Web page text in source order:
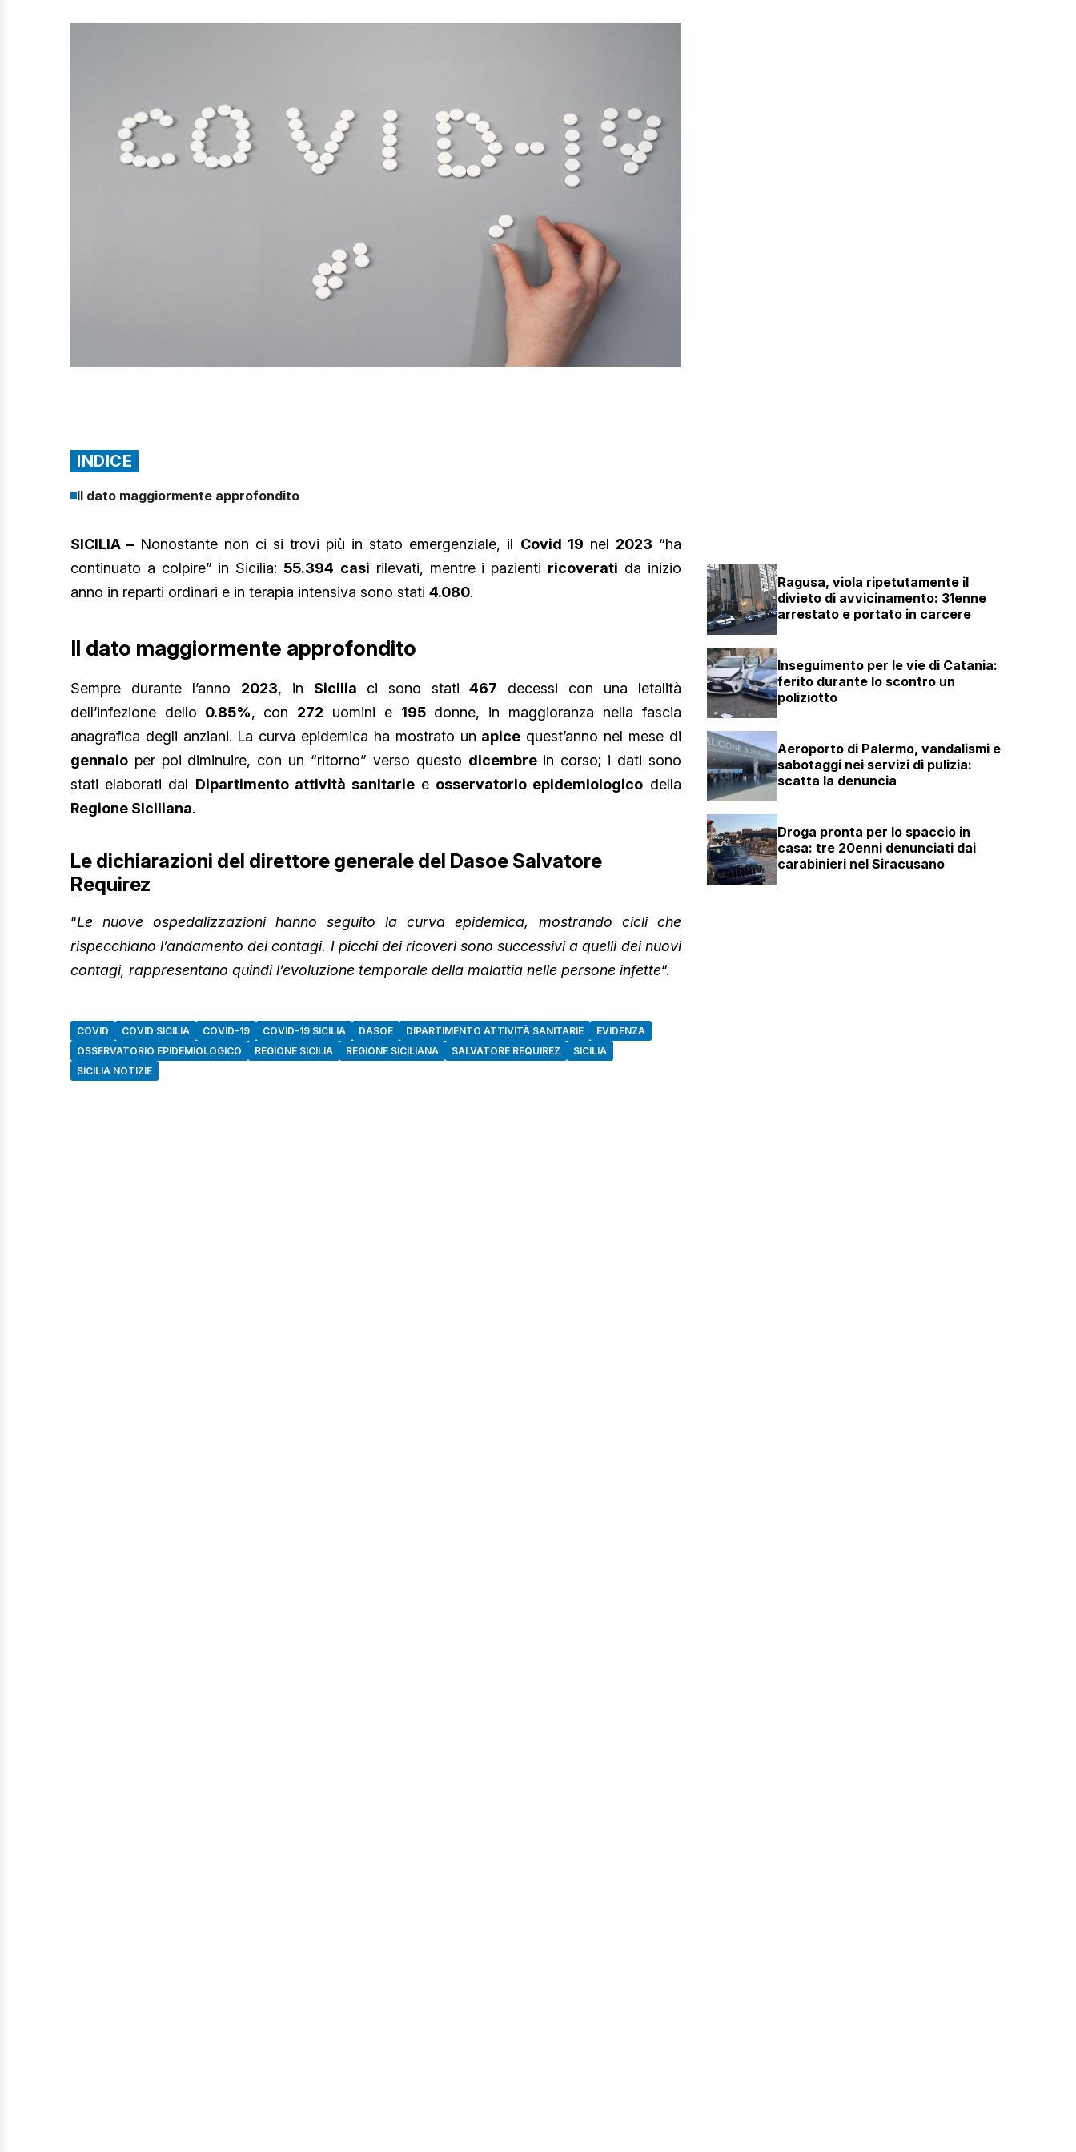
INDICE
Il dato maggiormente approfondito
SICILIA – Nonostante non ci si trovi più in stato emergenziale, il Covid 19 nel 2023 “ha
continuato a colpire” in Sicilia: 55.394 casi rilevati, mentre i pazienti ricoverati da inizio
anno in reparti ordinari e in terapia intensiva sono stati 4.080.
Il dato maggiormente approfondito
Sempre durante l’anno 2023, in Sicilia ci sono stati 467 decessi con una letalità
dell’infezione dello 0.85%, con 272 uomini e 195donne, in maggioranza nella fascia
anagrafica degli anziani. La curva epidemica ha mostrato un apice quest’anno nel mese di
gennaio per poi diminuire, con un “ritorno” verso questo dicembrein corso; i dati sono
stati elaborati dal Dipartimento attività sanitariee osservatorio epidemiologico della
Regione Siciliana.
Le dichiarazioni del direttore generale del Dasoe Salvatore
Requirez
“Le nuove ospedalizzazioni hanno seguito la curva epidemica, mostrando cicli che
rispecchiano l’andamento dei contagi. I picchi dei ricoveri sono successivi a quelli dei nuovi
contagi, rappresentano quindi l’evoluzione temporale della malattia nelle persone infette“.
COVID COVID SICILIA COVID-19 COVID-19 SICILIA DASOE DIPARTIMENTO ATTIVITÀ SANITARIE
EVIDENZA
OSSERVATORIO EPIDEMIOLOGICO
REGIONE SICILIA REGIONE SICILIANA SALVATORE REQUIREZ
SICILIA
SICILIA NOTIZIE
Ragusa, viola ripetutamente il
divieto di avvicinamento: 31enne
arrestato e portato in carcere
Inseguimento per le vie di Catania:
ferito durante lo scontro un
poliziotto
Aeroporto di Palermo, vandalismi e
sabotaggi nei servizi di pulizia:
scatta la denuncia
Droga pronta per lo spaccio in
casa: tre 20enni denunciati dai
carabinieri nel Siracusano